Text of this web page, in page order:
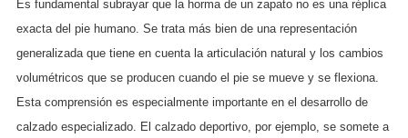
Es fundamental subrayar que la horma de un zapato no es una réplica
exacta del pie humano. Se trata más bien de una representación
generalizada que tiene en cuenta la articulación natural y los cambios
volumétricos que se producen cuando el pie se mueve y se flexiona.
Esta comprensión es especialmente importante en el desarrollo de
calzado especializado. El calzado deportivo, por ejemplo, se somete a